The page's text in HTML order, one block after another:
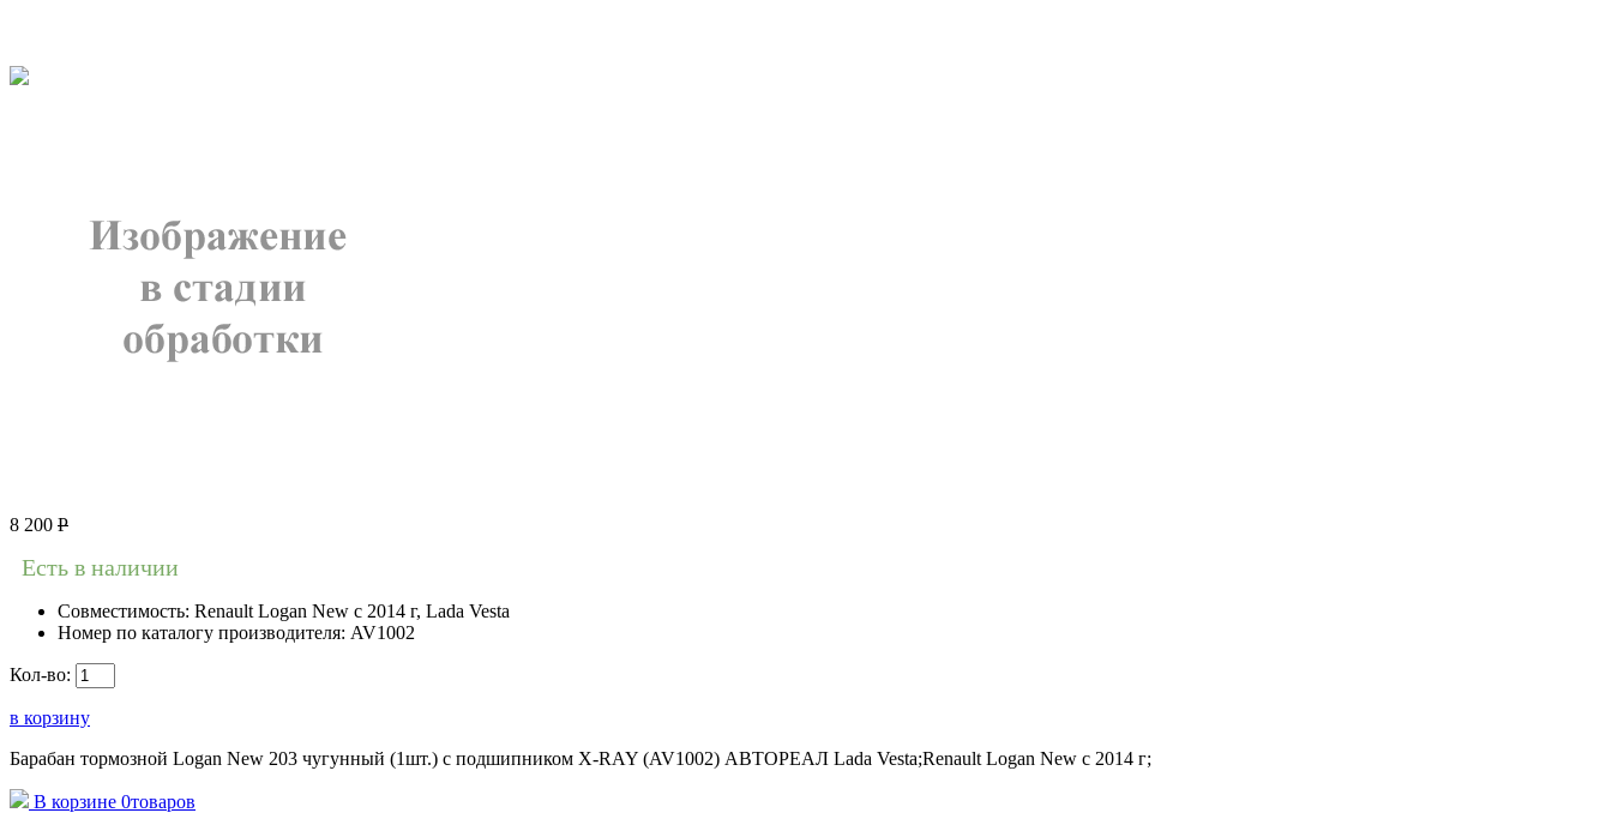
8 200 Р
Есть в наличии
Совместимость: Renault Logan New с 2014 г, Lada Vesta
Номер по каталогу производителя: AV1002
Кол-во:
в корзину
Барабан тормозной Logan New 203 чугунный (1шт.) с подшипником X-RAY (AV1002) АВТОРЕАЛ Lada Vesta;Renault Logan New с 2014 г;
В корзине 0товаров